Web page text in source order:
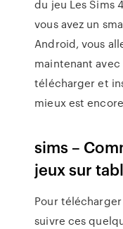
du jeu Les Sims
vous avez un
Android, vous
maintenant
télécharger et
mieux est
sims –
jeux sur
Pour
suivre ces